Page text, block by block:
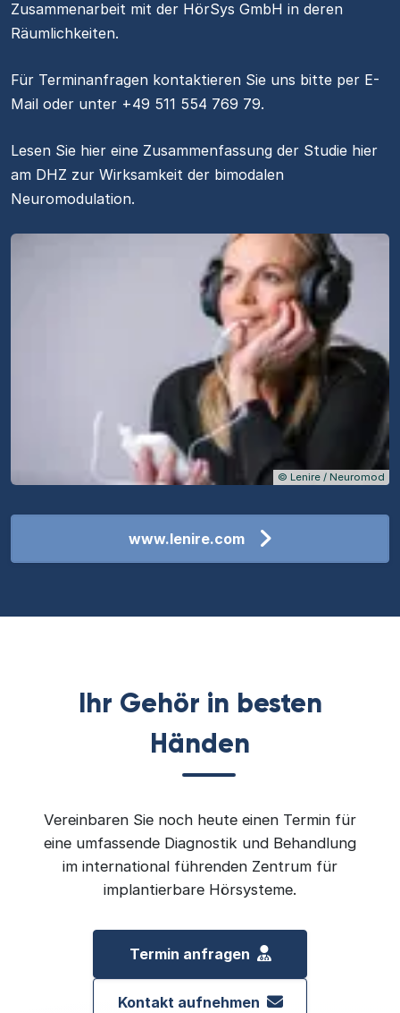
Zusammenarbeit mit der HörSys GmbH in deren
Räumlichkeiten.
Für Terminanfragen kontaktieren Sie uns bitte per E-
Mail oder unter +49 511 554 769 79.
Lesen Sie hier eine Zusammenfassung der Studie hier
am DHZ zur Wirksamkeit der bimodalen
Neuromodulation.
Copyright
© Lenire / Neuromod
www.lenire.com
Ihr Gehör in besten
Händen
Vereinbaren Sie noch heute einen Termin für
eine umfassende Diagnostik und Behandlung
im international führenden Zentrum für
implantierbare Hörsysteme.
Termin anfragen
Kontakt aufnehmen